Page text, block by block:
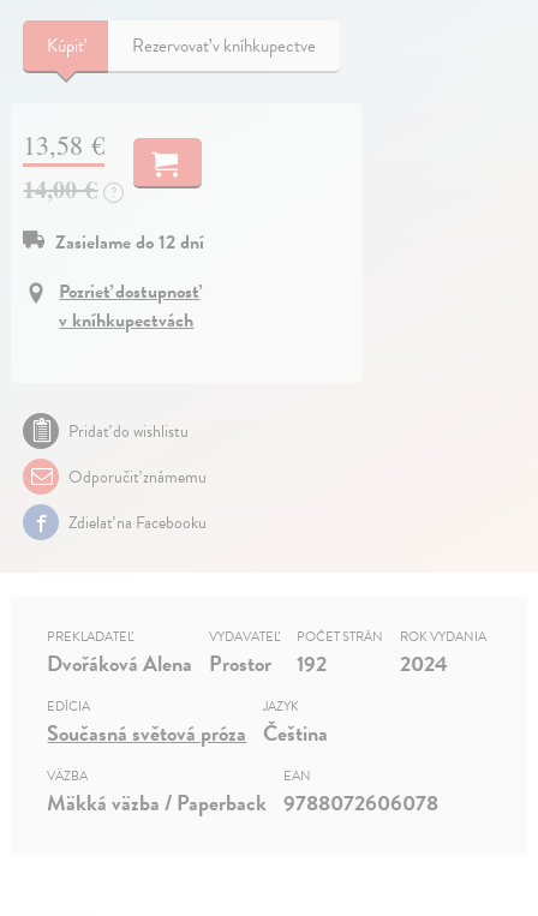
Kúpiť Rezervovať v kníhkupectve
13,58 €
14,00 € ?
Zasielame do 12 dní
Pozrieť dostupnosť
v kníhkupectvách
Pridať do wishlistu
Odporučiť známemu
Zdielať na Facebooku
PREKLADATEĽ
Dvořáková Alena
VYDAVATEĽ
Prostor
POČET STRÁN
192
ROK VYDANIA
2024
EDÍCIA
Současná světová próza
JAZYK
Čeština
VÄZBA
Mäkká väzba / Paperback
EAN
9788072606078